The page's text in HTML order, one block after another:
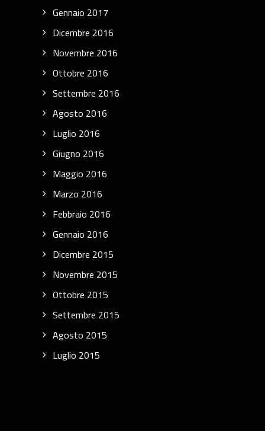
Gennaio 2017
Dicembre 2016
Novembre 2016
Ottobre 2016
Settembre 2016
Agosto 2016
Luglio 2016
Giugno 2016
Maggio 2016
Marzo 2016
Febbraio 2016
Gennaio 2016
Dicembre 2015
Novembre 2015
Ottobre 2015
Settembre 2015
Agosto 2015
Luglio 2015